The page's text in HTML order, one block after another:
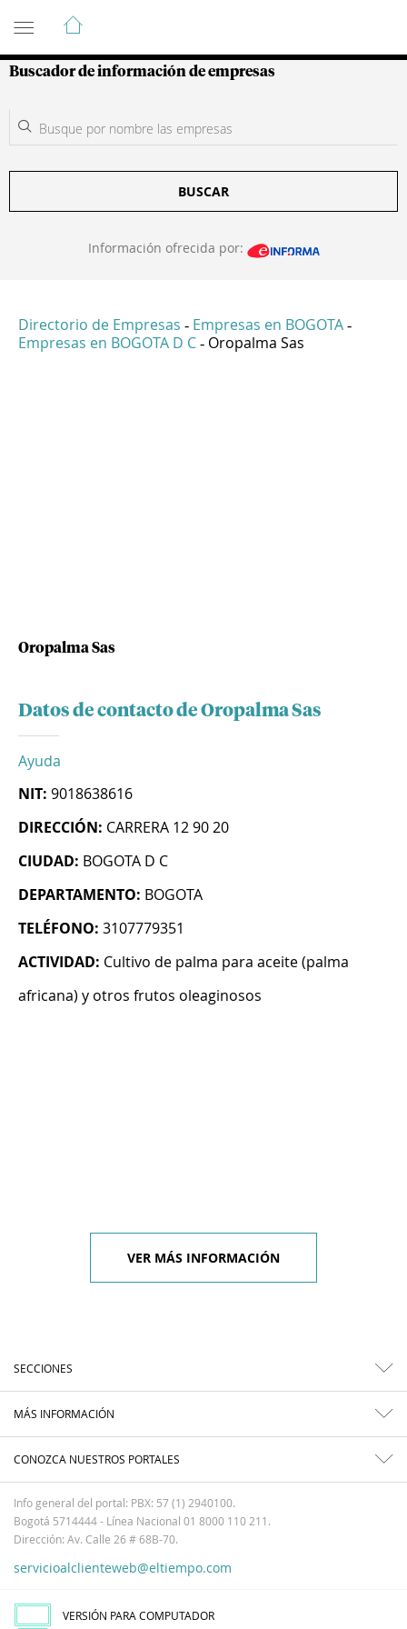
Guía de Empresas Colombianas
Buscador de información de empresas
BUSCAR
Información ofrecida por:
Directorio de Empresas - Empresas en BOGOTA -
Empresas en BOGOTA D C - Oropalma Sas
Oropalma Sas
Datos de contacto de Oropalma Sas
Ayuda
NIT: 9018638616
DIRECCIÓN: CARRERA 12 90 20
CIUDAD: BOGOTA D C
DEPARTAMENTO: BOGOTA
TELÉFONO: 3107779351
ACTIVIDAD: Cultivo de palma para aceite (palma
africana) y otros frutos oleaginosos
VER MÁS INFORMACIÓN
SECCIONES
MÁS INFORMACIÓN
CONOZCA NUESTROS PORTALES
Info general del portal: PBX: 57 (1) 2940100.
Bogotá 5714444 - Línea Nacional 01 8000 110 211.
Dirección: Av. Calle 26 # 68B-70.
servicioalclienteweb@eltiempo.com
VERSIÓN PARA COMPUTADOR